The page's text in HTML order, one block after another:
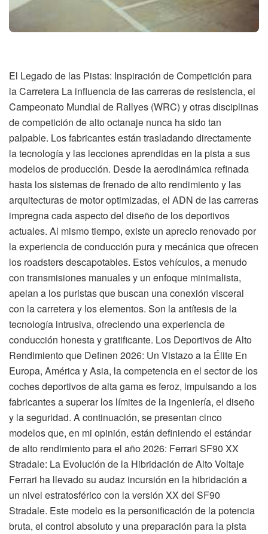
El Legado de las Pistas: Inspiración de Competición para
la Carretera La influencia de las carreras de resistencia, el
Campeonato Mundial de Rallyes (WRC) y otras disciplinas
de competición de alto octanaje nunca ha sido tan
palpable. Los fabricantes están trasladando directamente
la tecnología y las lecciones aprendidas en la pista a sus
modelos de producción. Desde la aerodinámica refinada
hasta los sistemas de frenado de alto rendimiento y las
arquitecturas de motor optimizadas, el ADN de las carreras
impregna cada aspecto del diseño de los deportivos
actuales. Al mismo tiempo, existe un aprecio renovado por
la experiencia de conducción pura y mecánica que ofrecen
los roadsters descapotables. Estos vehículos, a menudo
con transmisiones manuales y un enfoque minimalista,
apelan a los puristas que buscan una conexión visceral
con la carretera y los elementos. Son la antítesis de la
tecnología intrusiva, ofreciendo una experiencia de
conducción honesta y gratificante. Los Deportivos de Alto
Rendimiento que Definen 2026: Un Vistazo a la Élite En
Europa, América y Asia, la competencia en el sector de los
coches deportivos de alta gama es feroz, impulsando a los
fabricantes a superar los límites de la ingeniería, el diseño
y la seguridad. A continuación, se presentan cinco
modelos que, en mi opinión, están definiendo el estándar
de alto rendimiento para el año 2026: Ferrari SF90 XX
Stradale: La Evolución de la Hibridación de Alto Voltaje
Ferrari ha llevado su audaz incursión en la hibridación a
un nivel estratosférico con la versión XX del SF90
Stradale. Este modelo es la personificación de la potencia
bruta, el control absoluto y una preparación para la pista